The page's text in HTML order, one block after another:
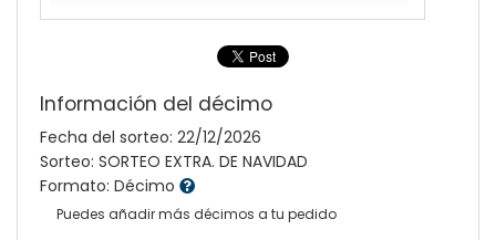
Información del décimo
Fecha del sorteo: 22/12/2026
Sorteo: SORTEO EXTRA. DE NAVIDAD
Formato: Décimo
Puedes añadir más décimos a tu pedido